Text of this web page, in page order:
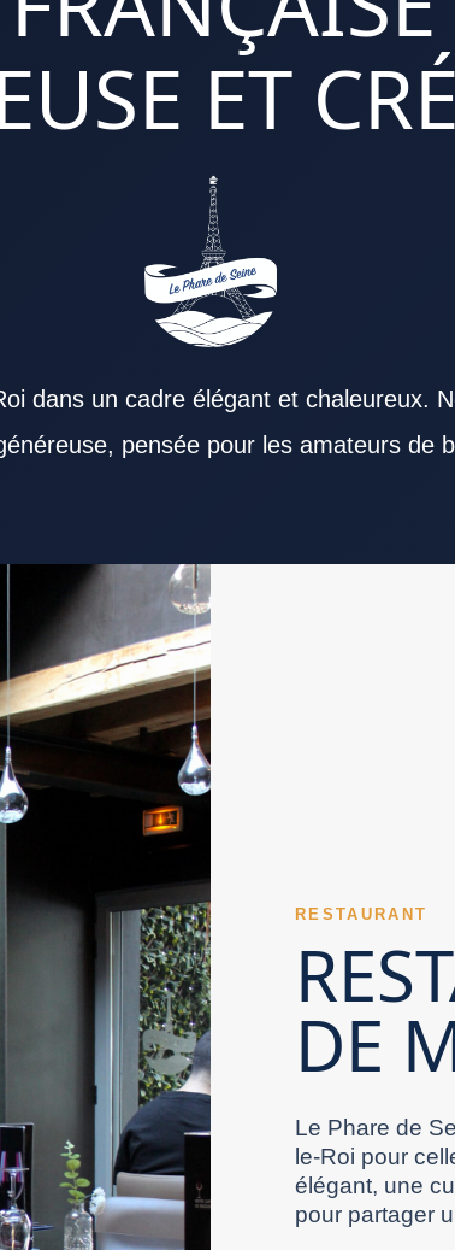
ET
dans un cadre élégant et chaleureux.
pensée pour les amateurs de
de Marne attire autant les familles
passé à table. La richesse de
gagne en saveur grâce à des
des transports peut renforcer
Un dîner réussi passe souvent
de Marne bien tenu reste
par un Restaurant Val de Marne
Les témoignages clients
bien rassurer par ses
Val de Marne connu. Un
de Marne raffiné peut faire la
inspire confiance lorsqu’il
de l’expérience.
Marne se dévoile rapidement au
forces d’un Restaurant Val de
donnent du relief à la
l’expérience. Un Restaurant Val
grâce à des accords pertinents.
pensé soigne aussi le bien-être
repas dépend souvent de
lisible. Le plaisir d’une cuisine
et précise. La relation avec les
en ligne attire plus facilement
Val de Marne se distingue surtout
Marne soigne sa salle pour
technique des recettes
dans sa réputation. Un Restaurant
à sa facilité d’accès. Un
peut choisir l’élégance comme axe
conserve sa qualité malgré la
menu clair constitue un avantage
Marne. Le bouche-à-oreille aide
bien maîtrisé. Un Restaurant Val
restaurant gagne à rester
RESTAURANT
DE
Le Phare de
le-Roi pour
élégant, une
pour partager